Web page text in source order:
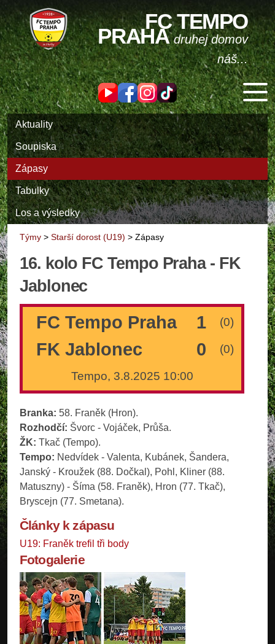
FC TEMPO
PRAHAdruhej domov
náš...
Aktuality
Soupiska
Zápasy
Tabulky
Los a výsledky
Týmy > Starší dorost (U19) > Zápasy
16. kolo FC Tempo Praha - FK
Jablonec
FC Tempo Praha 1 (0)
FK Jablonec 0 (0)
Tempo, 3.8.2025 10:00
Branka: 58. Franěk (Hron).
Rozhodčí: Švorc - Vojáček, Průša.
ŽK: Tkač (Tempo).
Tempo: Nedvídek - Valenta, Kubánek, Šandera,
Janský - Kroužek (88. Dočkal), Pohl, Kliner (88.
Matuszny) - Šíma (58. Franěk), Hron (77. Tkač),
Bryscejn (77. Smetana).
Články k zápasu
U19: Franěk trefil tři body
Fotogalerie